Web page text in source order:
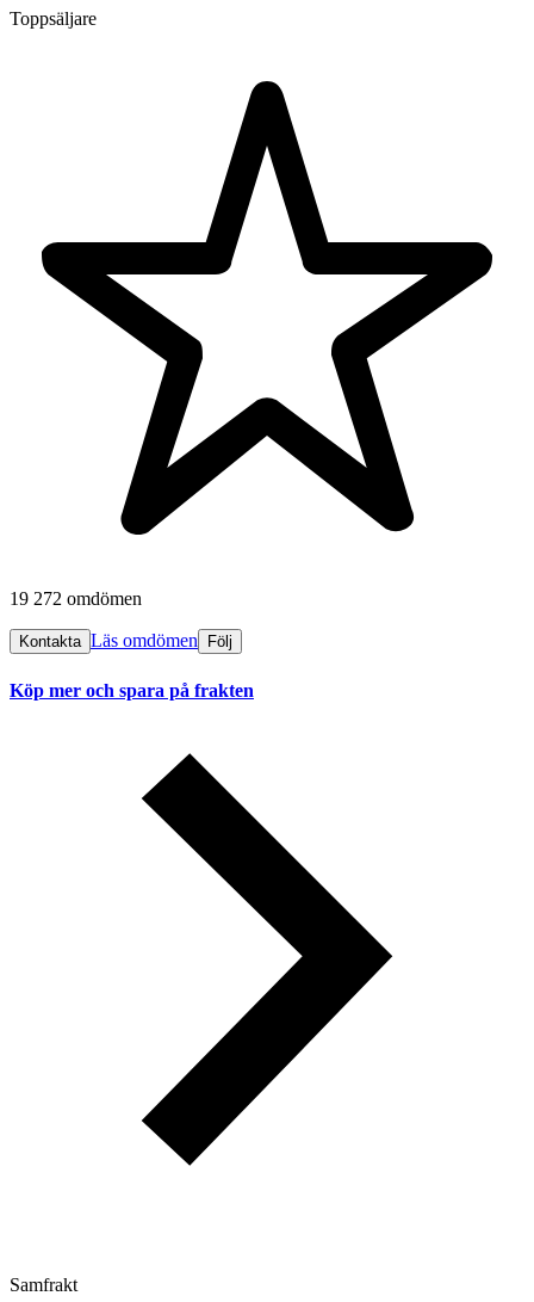
Toppsäljare
19 272 omdömen
Kontakta Läs omdömen Följ
Köp mer och spara på frakten
Samfrakt